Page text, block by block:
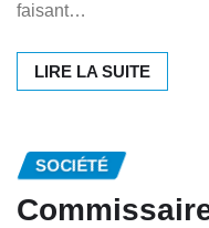
faisant…
LIRE LA SUITE
SOCIÉTÉ